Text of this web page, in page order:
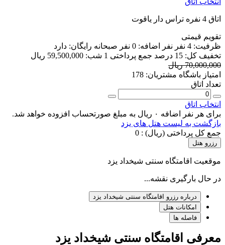
اتاق 4 نفره تراس دار یاقوت
تقویم قیمتی
ظرفیت: 4 نفر نفر اضافه: 0 نفر صبحانه رایگان: دارد
تخفیف کل: 15 درصد جمع پرداختی 1 شب:
59,500,000 ریال
70,000,000 ریال
امتیاز باشگاه مشتریان: 178
تعداد اتاق
انتخاب اتاق
برای هر نفر اضافه ۰ ریال به مبلغ صورتحساب افزوده خواهد شد.
بازگشت به لیست هتل های یزد
جمع کل پرداختی (ریال) : 0
رزرو هتل
موقعیت اقامتگاه سنتی شیخداد یزد
در حال بارگیری نقشه...
درباره رزرو اقامتگاه سنتی شیخداد یزد
امکانات هتل
فاصله ها
معرفی اقامتگاه سنتی شیخداد یزد